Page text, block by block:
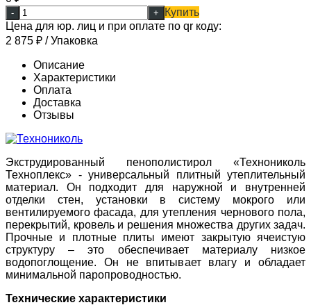
- +
Купить
Цена для юр. лиц и при оплате по qr коду:
2 875 ₽ / Упаковка
Описание
Характеристики
Оплата
Доставка
Отзывы
Экструдированный пенополистирол «Технониколь
Техноплекс» - универсальный плитный утеплительный
материал. Он подходит для наружной и внутренней
отделки стен, установки в систему мокрого или
вентилируемого фасада, для утепления чернового пола,
перекрытий, кровель и решения множества других задач.
Прочные и плотные плиты имеют закрытую ячеистую
структуру – это обеспечивает материалу низкое
водопоглощение. Он не впитывает влагу и обладает
минимальной паропроводностью.
Технические характеристики